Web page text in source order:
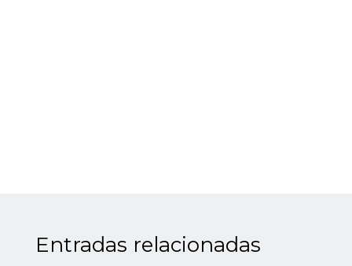
Entradas relacionadas